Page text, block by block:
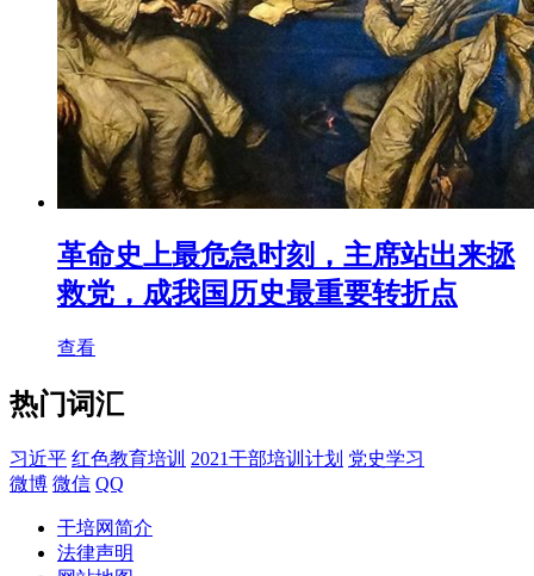
革命史上最危急时刻，主席站出来拯
救党，成我国历史最重要转折点
查看
热门词汇
习近平 红色教育培训 2021干部培训计划 党史学习
微博 微信 QQ
干培网简介
法律声明